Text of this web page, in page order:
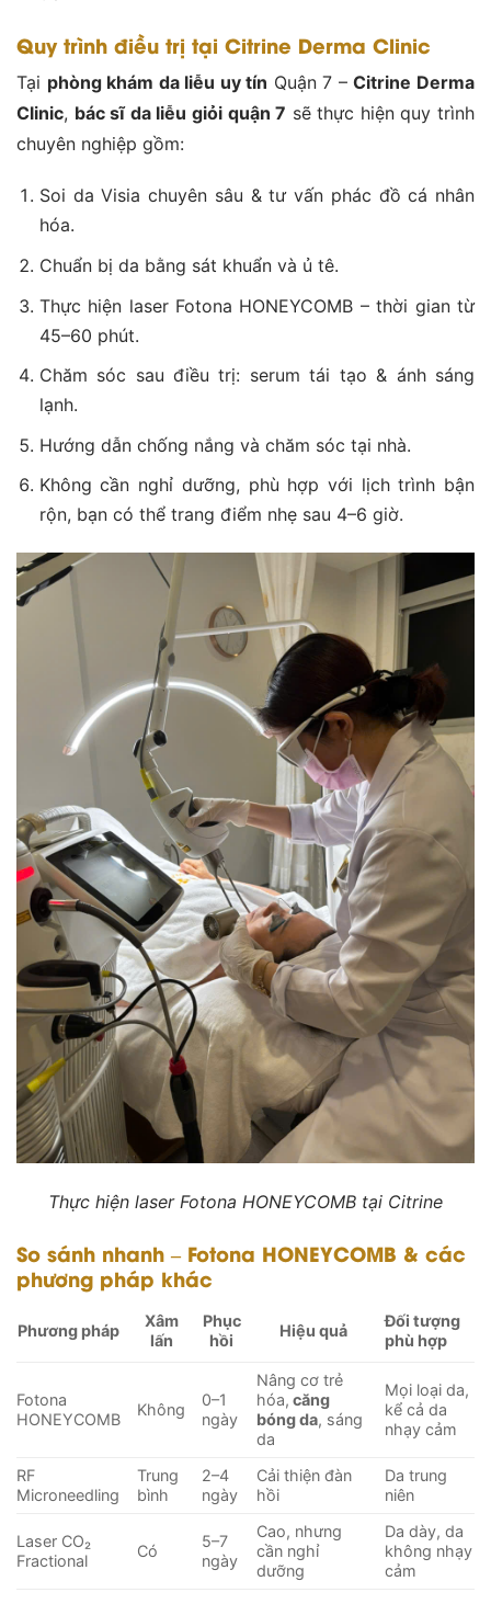
Quy trình điều trị tại Citrine Derma Clinic
Tại phòng khám da liễu uy tín Quận 7 –Citrine Derma
Clinic, bác sĩ da liễu giỏi quận 7 sẽ thực hiện quy trình
chuyên nghiệp gồm:
Soi da Visia chuyên sâu & tư vấn phác đồ cá nhân
hóa.
Chuẩn bị da bằng sát khuẩn và ủ tê.
Thực hiện laser Fotona HONEYCOMB – thời gian từ
45–60 phút.
Chăm sóc sau điều trị: serum tái tạo & ánh sáng
lạnh.
Hướng dẫn chống nắng và chăm sóc tại nhà.
Không cần nghỉ dưỡng, phù hợp với lịch trình bận
rộn, bạn có thể trang điểm nhẹ sau 4–6 giờ.
Thực hiện laser Fotona HONEYCOMB tại Citrine
So sánh nhanh – Fotona HONEYCOMB & các
phương pháp khác
Phương pháp
Xâm
lấn
Phục
hồi
Hiệu quả
Đối tượng
phù hợp
Fotona
HONEYCOMB
Không
0–1
ngày
Nâng cơ trẻ
hóa, căng
bóng da, sáng
da
Mọi loại da,
kể cả da
nhạy cảm
RF
Microneedling
Trung
bình
2–4
ngày
Cải thiện đàn
hồi
Da trung
niên
Laser CO₂
Fractional
Có
5–7
ngày
Cao, nhưng
cần nghỉ
dưỡng
Da dày, da
không nhạy
cảm